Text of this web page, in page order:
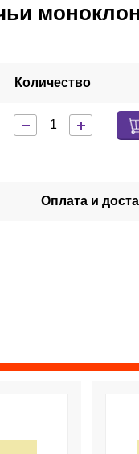
Количество
Оплата и